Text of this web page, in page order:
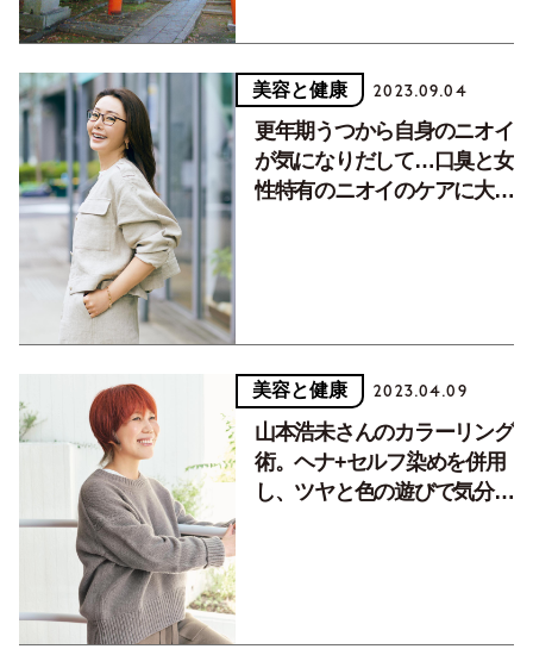
美容と健康 2023.09.04
更年期うつから自身のニオイ
が気になりだして…口臭と女
性特有のニオイのケアに大切
美容と健康 2023.04.09
山本浩未さんのカラーリング
術。ヘナ+セルフ染めを併用
し、ツヤと色の遊びで気分を